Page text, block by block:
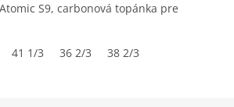
S9, carbonová topánka pre
41 1/3 36 2/3 38 2/3